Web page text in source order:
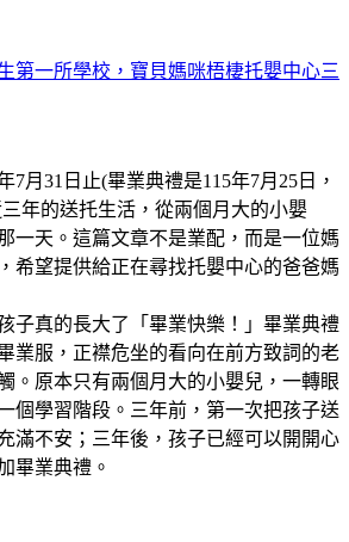
第一所學校，寶貝媽咪梧棲托嬰中心三
7月31日止(畢業典禮是115年7月25日，
年的送托生活，從兩個月大的小嬰
一天。這篇文章不是業配，而是一位媽
希望提供給正在尋找托嬰中心的爸爸媽
子真的長大了「畢業快樂！」畢業典禮
業服，正襟危坐的看向在前方致詞的老
。原本只有兩個月大的小嬰兒，一轉眼
個學習階段。三年前，第一次把孩子送
滿不安；三年後，孩子已經可以開開心
畢業典禮。